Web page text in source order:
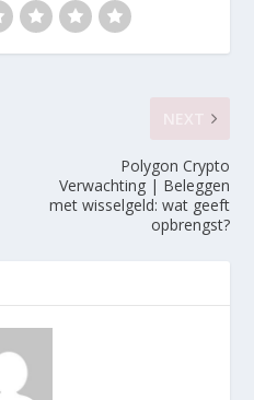
Polygon Crypto
Verwachting | Beleggen
met wisselgeld: wat geeft
opbrengst?